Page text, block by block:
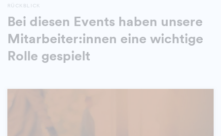
RÜCKBLICK
Bei diesen Events haben unsere
Mitarbeiter:innen eine wichtige
Rolle gespielt